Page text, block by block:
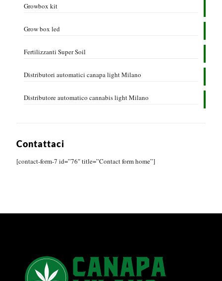
Growbox kit
Grow box led
Fertilizzanti Super Soil
Distributori automatici canapa light Milano
Distributore automatico cannabis light Milano
Contattaci
[contact-form-7 id=”76″ title=”Contact form home”]